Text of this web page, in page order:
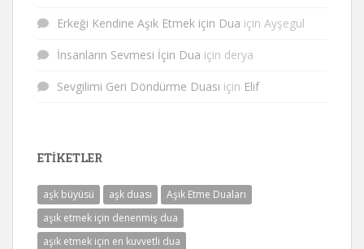
Erkeği Kendine Aşık Etmek için Dua için Ayşegül
İnsanların Sevmesi İçin Dua için derya
Sevgilimi Geri Döndürme Duası için Elif
ETIKETLER
aşk büyüsü aşk duası
Aşık Etme Duaları
aşık etmek için denenmiş dua
aşık etmek için en kuvvetli dua